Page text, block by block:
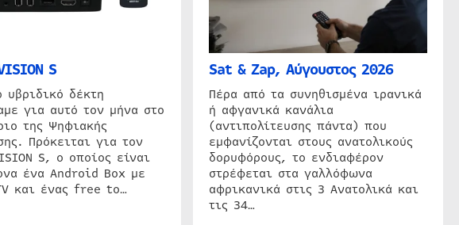
S
υβριδικό δέκτη
για αυτό τον μήνα στο
της Ψηφιακής
Πρόκειται για τον
S, ο οποίος είναι
ένα Android Box με
και ένας free to…
Sat & Zap, Αύγουστος 2026
Πέρα από τα συνηθισμένα ιρανικά
ή αφγανικά κανάλια
(αντιπολίτευσης πάντα) που
εμφανίζονται στους ανατολικούς
δορυφόρους, το ενδιαφέρον
στρέφεται στα γαλλόφωνα
αφρικανικά στις 3 Ανατολικά και
τις 34…